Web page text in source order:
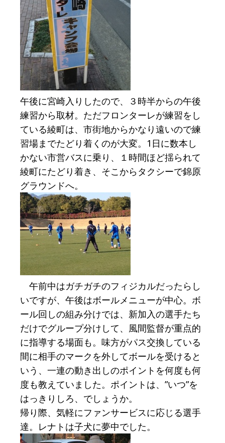
午後に宮崎入りしたので、３時半からの午後
練習から取材。ただフロンターレが練習をし
ている綾町は、市街地からかなり遠いので練
習場までたどり着くのが大変。1日に数本し
かない市営バスに乗り、１時間ほど揺られて
綾町にたどり着き、そこからタクシーで錦原
グラウンドへ。
午前中はガチガチのフィジカルだったらし
いですが、午後はボールメニューが中心。ボ
ール回しの組み分けでは、新加入の選手たち
だけでグループ分けして、風間監督が重点的
に指導する場面も。味方がパス交換している
間に相手のマークを外してボールを受けると
いう、一連の動き出しのポイントを何度も何
度も教えていました。ポイントは、”いつ”を
はっきりしろ、でしょうか。
帰り際、気軽にファンサービスに応じる選手
達。レナトは子犬に夢中でした。